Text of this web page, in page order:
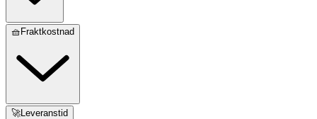
🧺Fraktkostnad
🚀Leveranstid